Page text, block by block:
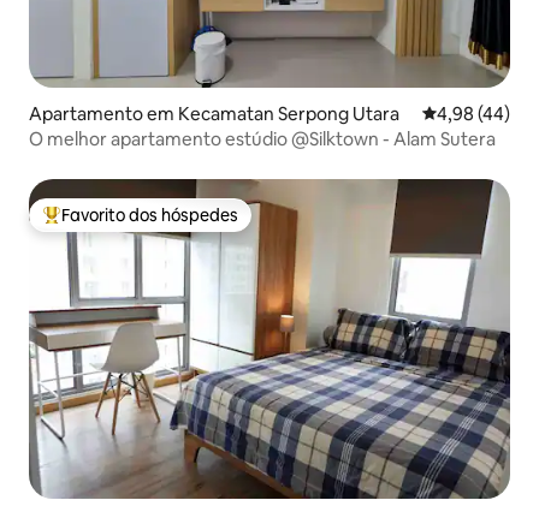
Apartamento em Kecamatan Serpong Utara Classificação
4,98 (44)
O melhor apartamento estúdio @Silktown - Alam Sutera
Favoritos dos hóspedes mais apreciados
Favorito dos hóspedes